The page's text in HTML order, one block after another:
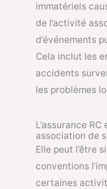
immatériels
de l’activité
d’événements
Cela inclut les
accidents
les problèmes
L’assurance
association de
Elle peut l’être
conventions
certaines